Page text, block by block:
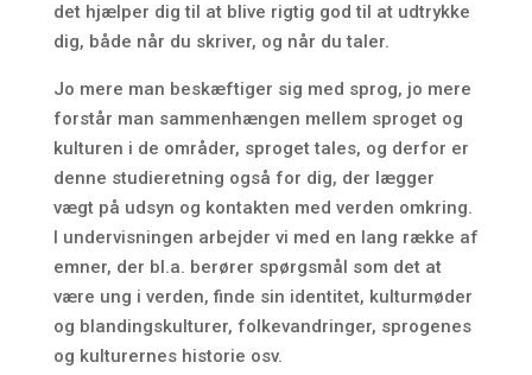
det hjælper dig til at blive rigtig god til at udtrykke
dig, både når du skriver, og når du taler.
Jo mere man beskæftiger sig med sprog, jo mere
forstår man sammenhængen mellem sproget og
kulturen i de områder, sproget tales, og derfor er
denne studieretning også for dig, der lægger
vægt på udsyn og kontakten med verden omkring.
I undervisningen arbejder vi med en lang række af
emner, der bl.a. berører spørgsmål som det at
være ung i verden, finde sin identitet, kulturmøder
og blandingskulturer, folkevandringer, sprogenes
og kulturernes historie osv.